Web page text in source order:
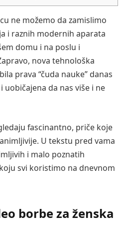
ne možemo da zamislimo
i raznih modernih aparata
domu i na poslu i
nova tehnološka
prava “čuda nauke” danas
da nas više i ne
fascinantno, priče koje
U tekstu pred vama
i malo poznatih
svi koristimo na dnevnom
borbe za ženska